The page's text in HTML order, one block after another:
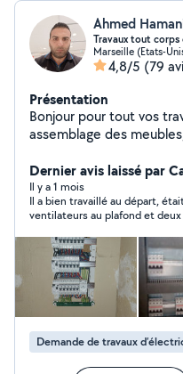
Ahmed
Travaux tout
Marseille (Etats-
4,8/5 (79
Présentation
Bonjour pour tout vos
assemblage des
bâtiment et fixations et
hésitez pas à me
Dernier avis laissé par
Il y a 1 mois
Il a bien travaillé au départ,
ventilateurs au plafond et
des trois ventilateurs qui a été
bouge (pas de disponibilité
juin) c'est dangereux du coup.
du montage (on s'en ai servi
vais devoir faire appel à
d'installer des ventilateurs au
déplacement mais il a pas
pas fiable
Demande de travaux